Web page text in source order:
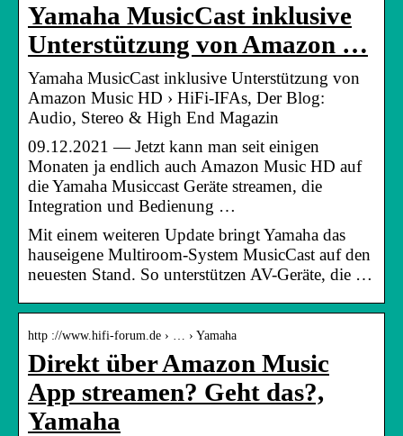
Yamaha MusicCast inklusive
Unterstützung von Amazon …
Yamaha MusicCast inklusive Unterstützung von
Amazon Music HD › HiFi-IFAs, Der Blog:
Audio, Stereo & High End Magazin
09.12.2021 — Jetzt kann man seit einigen
Monaten ja endlich auch Amazon Music HD auf
die Yamaha Musiccast Geräte streamen, die
Integration und Bedienung …
Mit einem weiteren Update bringt Yamaha das
hauseigene Multiroom-System MusicCast auf den
neuesten Stand. So unterstützen AV-Geräte, die …
http ://www.hifi-forum.de › … › Yamaha
Direkt über Amazon Music
App streamen? Geht das?,
Yamaha